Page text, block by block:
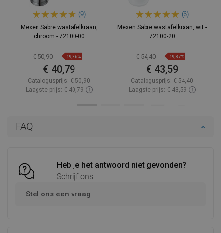
FAQ
Heb je het antwoord niet gevonden?
Schrijf ons
Stel ons een vraag
(9)
Mexen Sabre wastafelkraan,
chroom - 72100-00
€ 50,90 -19,86%
€ 40,79
Catalogusprijs: € 50,90
Laagste prijs: € 40,79
(6)
Mexen Sabre wastafelkraan, wit -
72100-20
€ 54,40 -19,87%
€ 43,59
Catalogusprijs: € 54,40
Laagste prijs: € 43,59